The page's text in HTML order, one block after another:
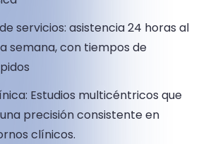
servicios: asistencia 24 horas al
semana, con tiempos de
Estudios multicéntricos que
precisión consistente en
clínicos.